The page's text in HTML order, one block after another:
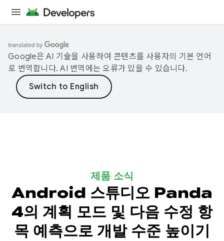
Google은 AI 기술을 사용하여 콘텐츠를 사용자의 기본 언어
로 번역합니다. AI 번역에는 오류가 있을 수 있습니다.
제품 소식
Android 스튜디오 Panda
4의 계획 모드 및 다음 수정 항
목 예측으로 개발 수준 높이기